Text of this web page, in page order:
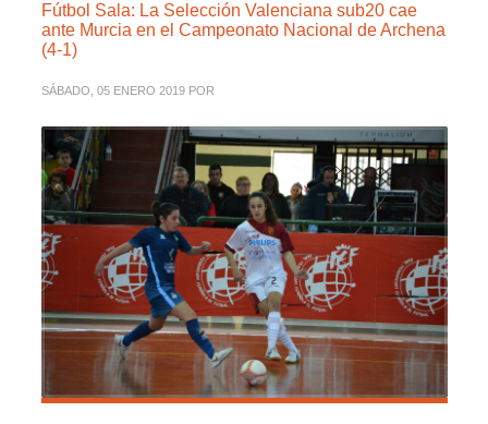
Fútbol Sala: La Selección Valenciana sub20 cae
ante Murcia en el Campeonato Nacional de Archena
(4-1)
SÁBADO, 05 ENERO 2019 POR